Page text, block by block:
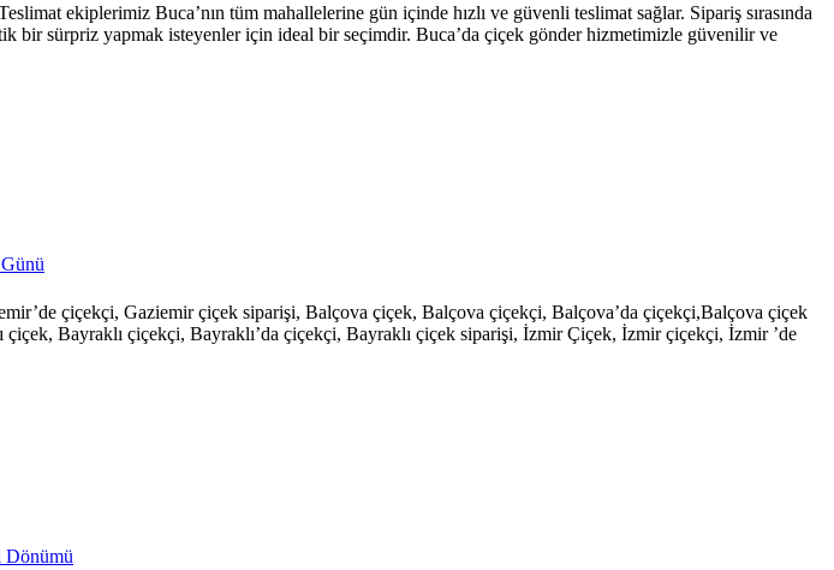
ekiplerimiz Buca’nın tüm mahallelerine gün içinde hızlı ve güvenli teslimat sağlar. Sipariş sırasında
bir sürpriz yapmak isteyenler için ideal bir seçimdir. Buca’da çiçek gönder hizmetimizle güvenilir ve
çiçekçi, Gaziemir çiçek siparişi, Balçova çiçek, Balçova çiçekçi, Balçova’da çiçekçi,Balçova çiçek
Bayraklı çiçekçi, Bayraklı’da çiçekçi, Bayraklı çiçek siparişi, İzmir Çiçek, İzmir çiçekçi, İzmir ’de
Dönümü